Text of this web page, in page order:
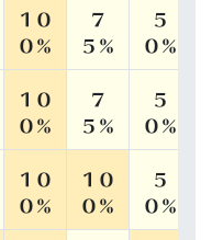
１０
０％
７
５％
５
０％
１０
０％
７
５％
５
０％
１０
０％
１０
０％
５
０％